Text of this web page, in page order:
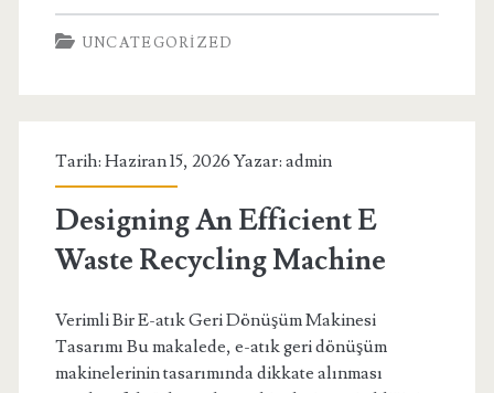
Kamp
Yapilacak
UNCATEGORIZED
Tarih: Haziran 15, 2026 Yazar: admin
Designing An Efficient E
Waste Recycling Machine
Verimli Bir E-atık Geri Dönüşüm Makinesi
Tasarımı Bu makalede, e-atık geri dönüşüm
makinelerinin tasarımında dikkate alınması